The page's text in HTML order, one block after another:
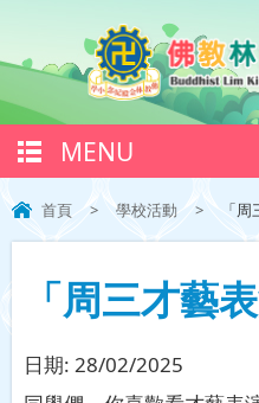
MENU
首頁 > 學校活動 > 「
「周三才藝表
日期: 28/02/2025